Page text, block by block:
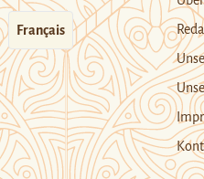
Français